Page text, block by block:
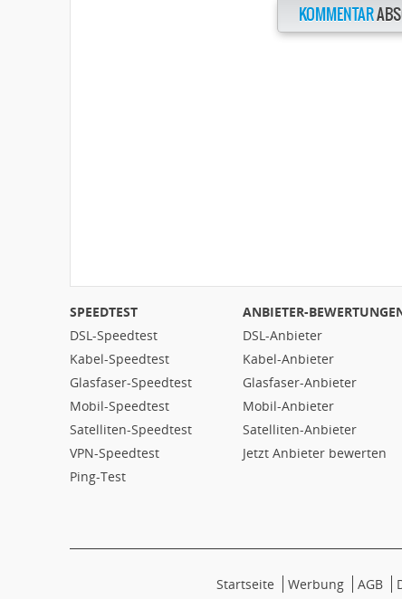
KOMMENTAR
SPEEDTEST
DSL-Speedtest
Kabel-Speedtest
Glasfaser-Speedtest
Mobil-Speedtest
Satelliten-Speedtest
VPN-Speedtest
Ping-Test
ANBIETER-
DSL-Anbieter
Kabel-Anbieter
Glasfaser-Anbieter
Mobil-Anbieter
Satelliten-Anbieter
Jetzt Anbieter bewerten
Startseite Werbung AGB